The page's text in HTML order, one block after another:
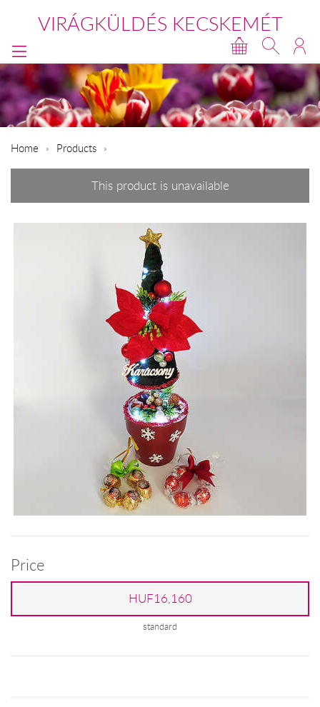
VIRÁGKÜLDÉS KECSKEMÉT
Home Products
This product is unavailable
Price
HUF16,160
standard